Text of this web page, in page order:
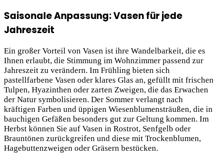
Saisonale Anpassung: Vasen für jede
Jahreszeit
Ein großer Vorteil von Vasen ist ihre Wandelbarkeit, die es
Ihnen erlaubt, die Stimmung im Wohnzimmer passend zur
Jahreszeit zu verändern. Im Frühling bieten sich
pastellfarbene Vasen oder klares Glas an, gefüllt mit frischen
Tulpen, Hyazinthen oder zarten Zweigen, die das Erwachen
der Natur symbolisieren. Der Sommer verlangt nach
kräftigen Farben und üppigen Wiesenblumensträußen, die in
bauchigen Gefäßen besonders gut zur Geltung kommen. Im
Herbst können Sie auf Vasen in Rostrot, Senfgelb oder
Brauntönen zurückgreifen und diese mit Trockenblumen,
Hagebuttenzweigen oder Gräsern bestücken.